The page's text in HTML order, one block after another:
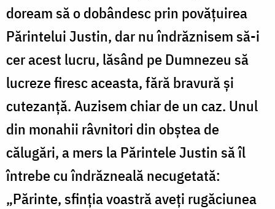
doream să o dobândesc prin povățuirea
Părintelui Justin, dar nu îndrăznisem să-i
cer acest lucru, lăsând pe Dumnezeu să
lucreze firesc aceasta, fără bravură și
cutezanță. Auzisem chiar de un caz. Unul
din monahii râvnitori din obștea de
călugări, a mers la Părintele Justin să îl
întrebe cu îndrăzneală necugetată:
„Părinte, sfinția voastră aveți rugăciunea